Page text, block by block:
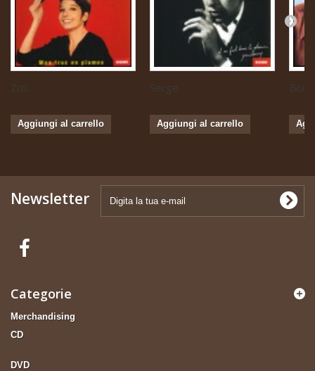
Zizi...
Aggiungi al carrello
Serge...
Aggiungi al carrello
Newsletter
Categorie
Merchandising
CD
DVD